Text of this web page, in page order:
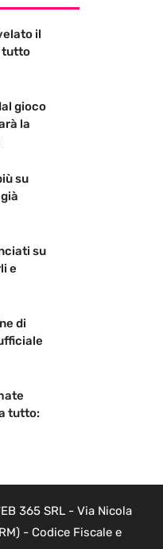
il
tutto
gioco
la
su
su
e
di
tutto:
365 SRL - Via Nicola
- Codice Fiscale e